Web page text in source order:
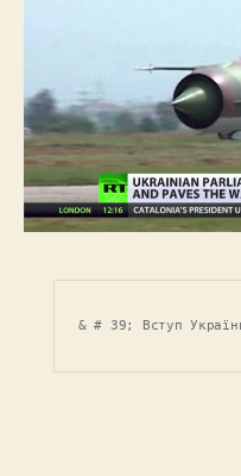
& # 39; Вступ